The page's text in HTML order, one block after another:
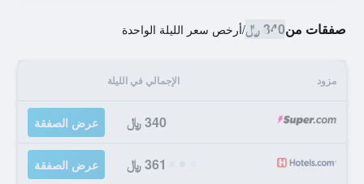
صفقات من340 ﷼ /أرخص سعر الليلة الواحدة
مزود الإجمالي في الليلة
340 ﷼ عرض الصفقة
361 ﷼ عرض الصفقة